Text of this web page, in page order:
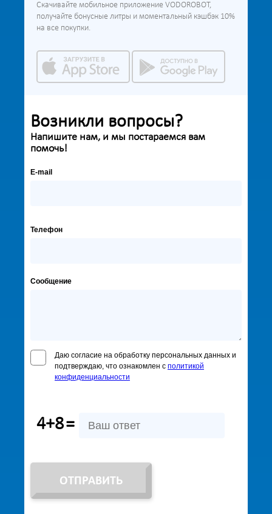
Скачивайте мобильное приложение VODOROBOT,
получайте бонусные литры и моментальный кэшбэк 10%
на все покупки.
Возникли вопросы?
Напишите нам, и мы постараемся вам
помочь!
E-mail
Телефон
Сообщение
Даю согласие на обработку персональных данных и
подтверждаю, что ознакомлен с политикой
конфиденциальности
4+8=
ОТПРАВИТЬ